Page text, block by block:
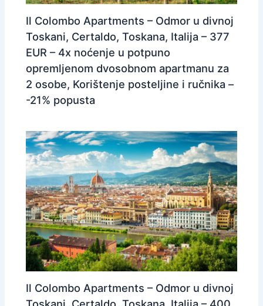
Il Colombo Apartments – Odmor u divnoj
Toskani, Certaldo, Toskana, Italija – 377
EUR – 4x noćenje u potpuno
opremljenom dvosobnom apartmanu za
2 osobe, Korištenje posteljine i ručnika –
-21% popusta
Il Colombo Apartments – Odmor u divnoj
Toskani, Certaldo, Toskana, Italija – 400